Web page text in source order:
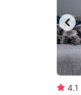
4.1